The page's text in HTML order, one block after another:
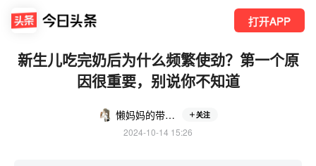
打开APP
新生儿吃完奶后为什么频繁使劲？第一个原
因很重要，别说你不知道
懒妈妈的带娃生活 关注
2024-10-14 15:26